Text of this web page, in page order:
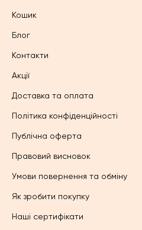
Кошик
Блог
Контакти
Акції
Доставка та оплата
Політика конфіденційності
Публічна оферта
Правовий висновок
Умови повернення та обміну
Як зробити покупку
Наші сертифікати